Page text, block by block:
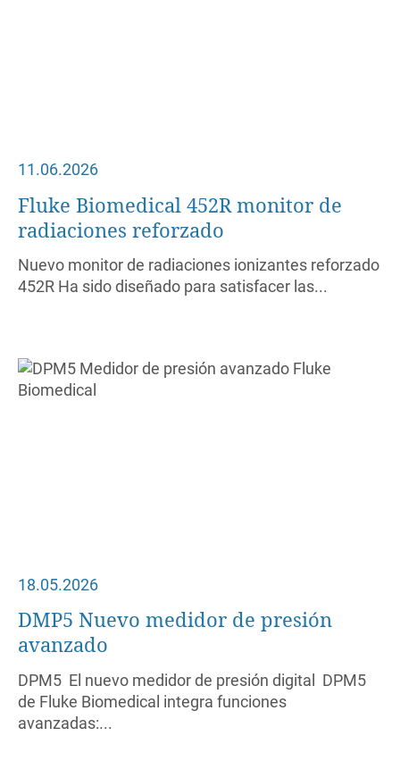
11.06.2026
Fluke Biomedical 452R monitor de
radiaciones reforzado
Nuevo monitor de radiaciones ionizantes reforzado
452R Ha sido diseñado para satisfacer las...
18.05.2026
DMP5 Nuevo medidor de presión
avanzado
DPM5 El nuevo medidor de presión digital DPM5
de Fluke Biomedical integra funciones
avanzadas:...